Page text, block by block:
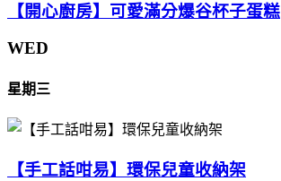
【開心廚房】可愛滿分爆谷杯子蛋糕
WED
星期三
【手工話咁易】環保兒童收納架